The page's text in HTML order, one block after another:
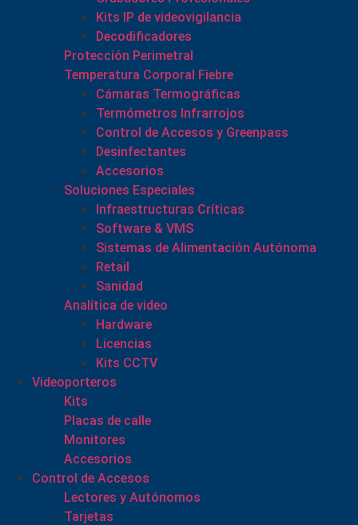
Kits IP de videovigilancia
Decodificadores
Protección Perimetral
Temperatura Corporal Fiebre
Cámaras Termográficas
Termómetros Infrarrojos
Control de Accesos y Greenpass
Desinfectantes
Accesorios
Soluciones Especiales
Infraestructuras Críticas
Software & VMS
Sistemas de Alimentación Autónoma
Retail
Sanidad
Analítica de video
Hardware
Licencias
Kits CCTV
Videoporteros
Kits
Placas de calle
Monitores
Accesorios
Control de Accesos
Lectores y Autónomos
Tarjetas